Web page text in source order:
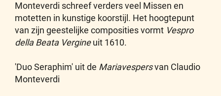
Monteverdi schreef verders veel Missen en
motetten in kunstige koorstijl. Het hoogtepunt
van zijn geestelijke composities vormt Vespro
della Beata Vergineuit 1610.
'Duo Seraphim' uit de Mariavespersvan Claudio
Monteverdi